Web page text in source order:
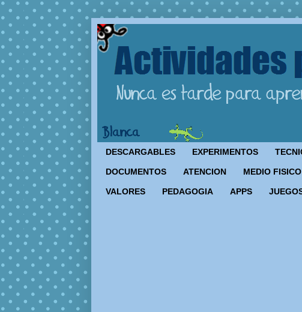
DESCARGABLES EXPERIMENTOS
DOCUMENTOS ATENCION MEDIO
VALORES PEDAGOGIA APPS